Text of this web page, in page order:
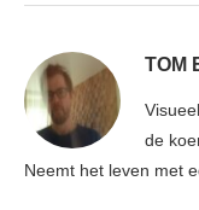
TOM
de
Neemt het leven met